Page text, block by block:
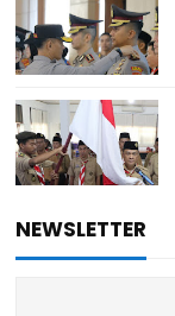
NEWSLETTER